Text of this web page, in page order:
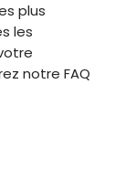
plus
les
notre FAQ